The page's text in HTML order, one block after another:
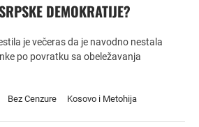
DEMOKRATIJE?
je večeras da je navodno nestala
po povratku sa obeležavanja
Bez Cenzure Kosovo i Metohija